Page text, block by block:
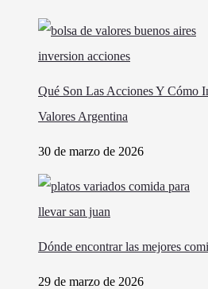
Qué Son Las Acciones Y Cómo
Valores Argentina
30 de marzo de 2026
Dónde encontrar las mejores
29 de marzo de 2026